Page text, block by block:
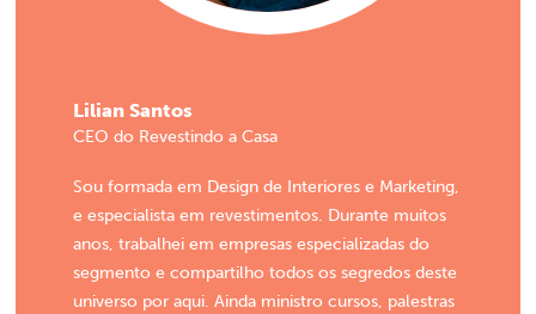
Lilian Santos
CEO do Revestindo a Casa
Sou formada em Design de Interiores e Marketing,
e especialista em revestimentos. Durante muitos
anos, trabalhei em empresas especializadas do
segmento e compartilho todos os segredos deste
universo por aqui. Ainda ministro cursos, palestras